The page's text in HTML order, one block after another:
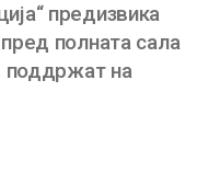
предизвика
полната сала
поддржат на